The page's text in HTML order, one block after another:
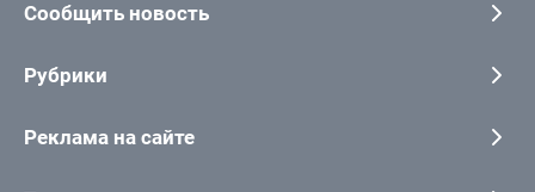
Сообщить новость
Рубрики
Реклама на сайте